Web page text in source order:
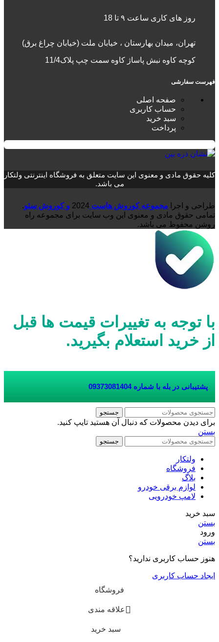
روز های کاری ساعت ۹ تا 18
تهران، میدان بهارستان ، خیابان ملت (خیابان چراغ برق)
کوچه کاوه نبش پاساژ کاوه سمت چپ پلاک11/4
فهرست سفارشی
صفحه اصلی
حساب کاربری
سبد خرید
پرداخت
کلیه حقوق مادی و معنوی این سایت متعلق به فروشگاه اینترنتی ولتکار
می باشد.
طراحی و اجرا مجموعه کوروش هاست 2024 و کوروش سئو.
تمامی حقوق مادی و معنوی این وب سایت برای مجموعه راه
روشن محفوظ می باشد.
با توجه به تغییرات قیمت ها قبل
از خرید استعلام بگیرید.
پشتیبانی در بله با شماره 09373081404
جستجو
برای دیدن محصولات که دنبال آن هستید تایپ کنید.
بستن
جستجو
ولتکار
فروشگاه
بلاگ
لوازم برقی خودرو
لامپ خودرویی
سبد خرید
بستن
ورود
بستن
هنوز حساب کاربری ندارید؟
ایجاد حساب کاربری
فروشگاه
علاقه مندی
سبد خرید